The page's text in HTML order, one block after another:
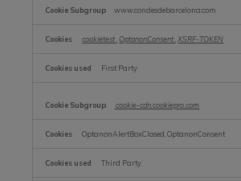
www.condesdebarcelona.com
cookietest ,OptanonConsent XSRF-TOKEN
First Party
cookie-cdn.cookiepro.com
OptanonAlertBoxClosed, OptanonConsent
Third Party